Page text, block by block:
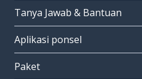
Tanya Jawab & Bantuan
Aplikasi ponsel
Paket